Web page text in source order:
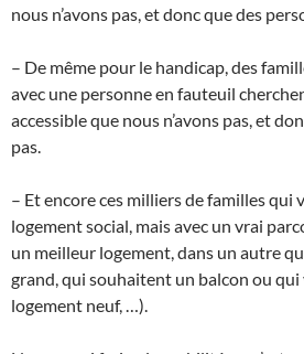
nous n’avons pas, et donc que des
– De même pour le handicap, des
avec une personne en fauteuil
accessible que nous n’avons pas, et
pas.
– Et encore ces milliers de familles qui
logement social, mais avec un vrai
un meilleur logement, dans un autre
grand, qui souhaitent un balcon ou qui
logement neuf, …).